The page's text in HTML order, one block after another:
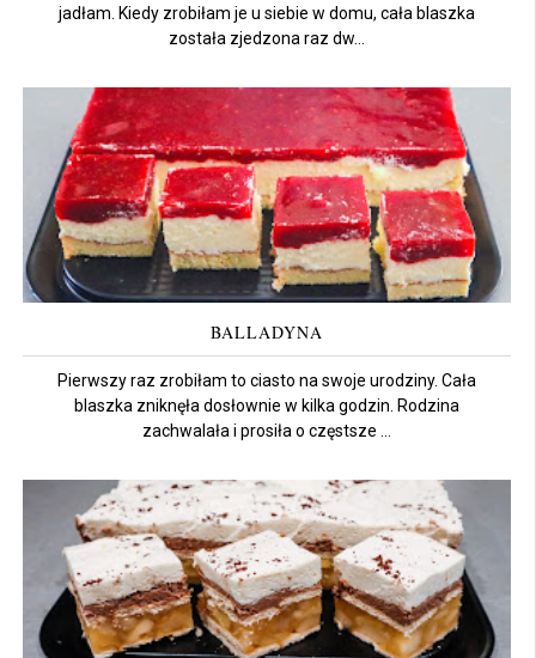
jadłam. Kiedy zrobiłam je u siebie w domu, cała blaszka
została zjedzona raz dw...
BALLADYNA
Pierwszy raz zrobiłam to ciasto na swoje urodziny. Cała
blaszka zniknęła dosłownie w kilka godzin. Rodzina
zachwalała i prosiła o częstsze ...